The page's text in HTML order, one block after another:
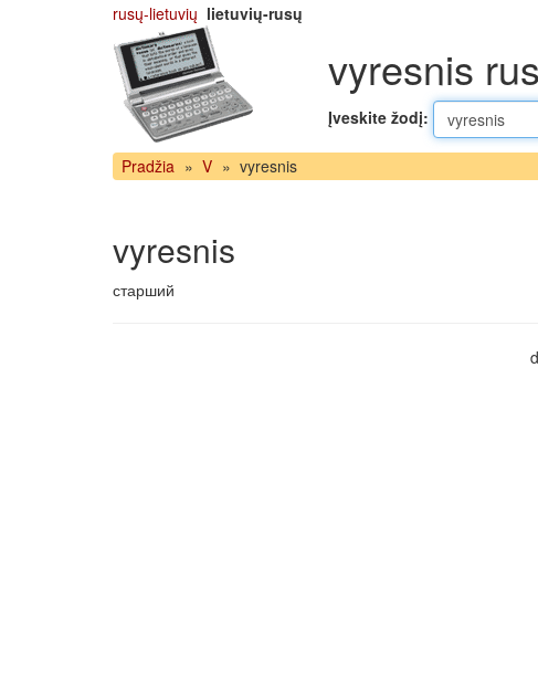
rusų-lietuvių lietuvių-rusų
vyresnis
Įveskite žodį:
Pradžia » V » vyresnis
vyresnis
старший